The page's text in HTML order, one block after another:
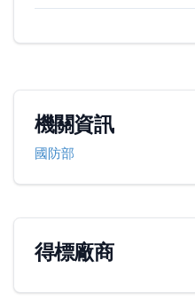
機關資訊
國防部
得標廠商